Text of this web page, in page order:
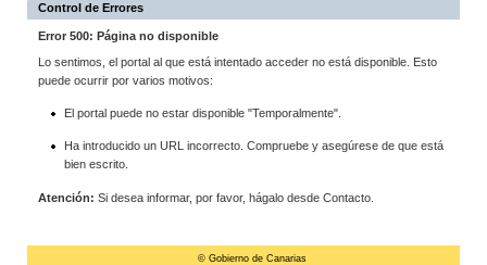
Control de Errores
Error 500: Página no disponible
Lo sentimos, el portal al que está intentado acceder no está disponible. Esto
puede ocurrir por varios motivos:
El portal puede no estar disponible "Temporalmente".
Ha introducido un URL incorrecto. Compruebe y asegúrese de que está
bien escrito.
Atención: Si desea informar, por favor, hágalo desde Contacto.
© Gobierno de Canarias